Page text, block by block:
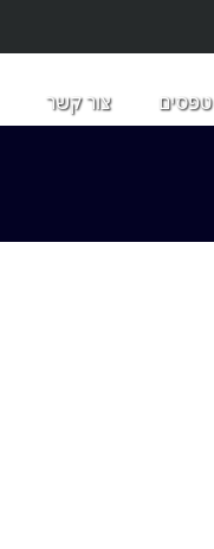
טפסים צור קשר